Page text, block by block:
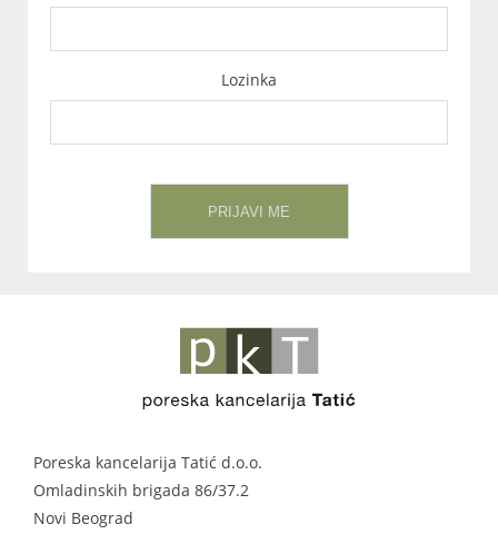
Lozinka
Poreska kancelarija Tatić d.o.o.
Omladinskih brigada 86/37.2
Novi Beograd